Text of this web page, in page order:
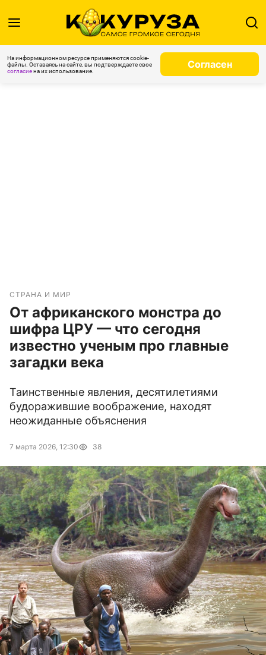
На информационном ресурсе применяются cookie-
файлы. Оставаясь на сайте, вы подтверждаете свое
согласиена их использование.
Согласен
СТРАНА И МИР
От африканского монстра до
шифра ЦРУ — что сегодня
известно ученым про главные
загадки века
Таинственные явления, десятилетиями
будоражившие воображение, находят
неожиданные объяснения
7 марта 2026, 12:30 38